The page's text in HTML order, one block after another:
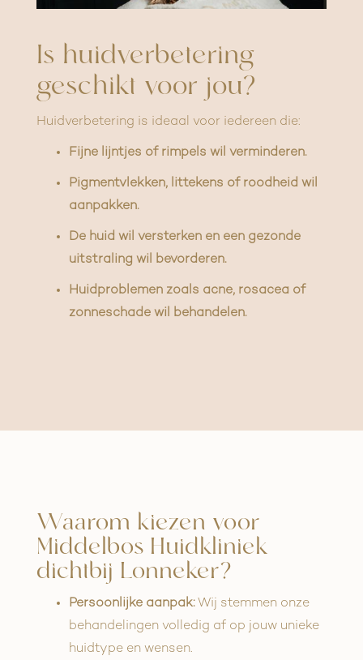
Is huidverbetering
geschikt voor jou?
Huidverbetering is ideaal voor iedereen die:
Fijne lijntjes of rimpels wil verminderen.
Pigmentvlekken, littekens of roodheid wil
aanpakken.
De huid wil versterken en een gezonde
uitstraling wil bevorderen.
Huidproblemen zoals acne, rosacea of
zonneschade wil behandelen.
Waarom kiezen voor
Middelbos Huidkliniek
dichtbij Lonneker?
Persoonlijke aanpak:Wij stemmen onze
behandelingen volledig af op jouw unieke
huidtype en wensen.